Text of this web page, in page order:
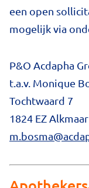
een open
mogelijk via
P&O Acdapha
t.a.v. Monique
Tochtwaard 7
1824 EZ Alkmaar